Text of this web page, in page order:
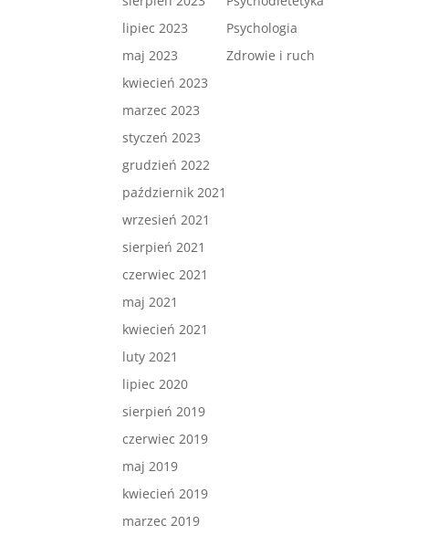
lipiec 2023
maj 2023
kwiecień 2023
marzec 2023
styczeń 2023
grudzień 2022
październik 2021
wrzesień 2021
sierpień 2021
czerwiec 2021
maj 2021
kwiecień 2021
luty 2021
lipiec 2020
sierpień 2019
czerwiec 2019
maj 2019
kwiecień 2019
marzec 2019
Psychologia
Zdrowie i ruch